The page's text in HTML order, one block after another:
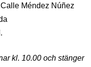
Méndez Núñez
kl. 10.00 och stänger